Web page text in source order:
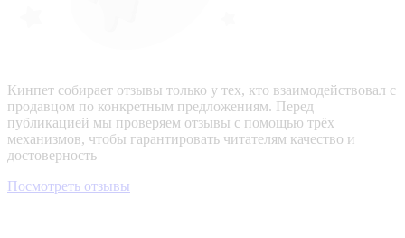
Кинпет собирает отзывы только у тех, кто взаимодействовал с
продавцом по конкретным предложениям. Перед
публикацией мы проверяем отзывы с помощью трёх
механизмов, чтобы гарантировать читателям качество и
достоверность
Посмотреть отзывы